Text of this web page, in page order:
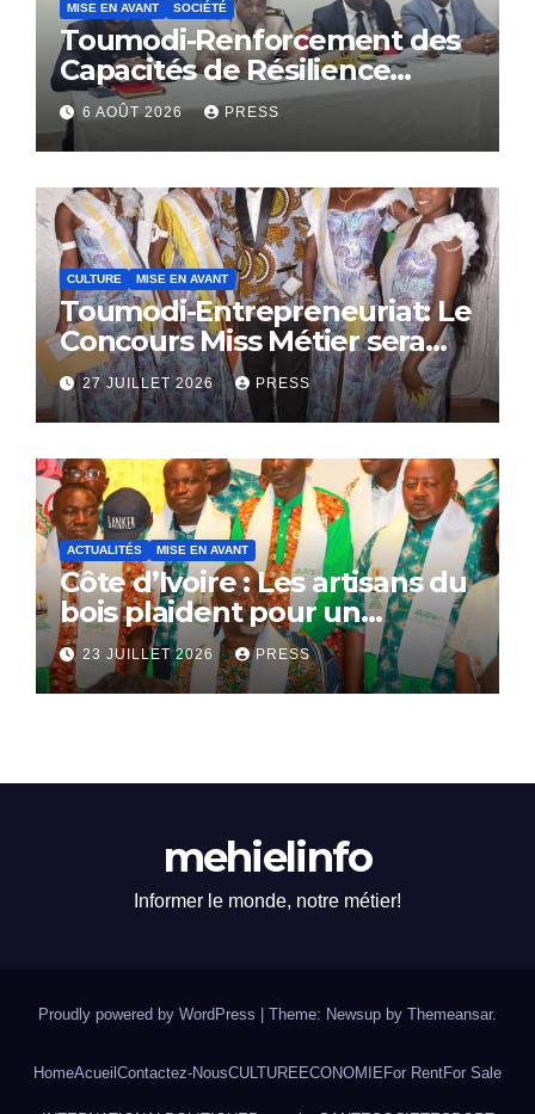
MISE EN AVANT SOCIÉTÉ
Toumodi-Renforcement des
Capacités de Résilience
Communautaire
6 AOÛT 2026 PRESS
CULTURE MISE EN AVANT
Toumodi-Entrepreneuriat: Le
Concours Miss Métier sera
bientôt lance.
27 JUILLET 2026 PRESS
ACTUALITÉS MISE EN AVANT
Côte d’Ivoire : Les artisans du
bois plaident pour un
dialogue national
23 JUILLET 2026 PRESS
mehielinfo
Informer le monde, notre métier!
Proudly powered by WordPress Theme: Newsup by Themeansar.
HomeAcueil Contactez-NousCULTURE ECONOMIE For RentFor Sale